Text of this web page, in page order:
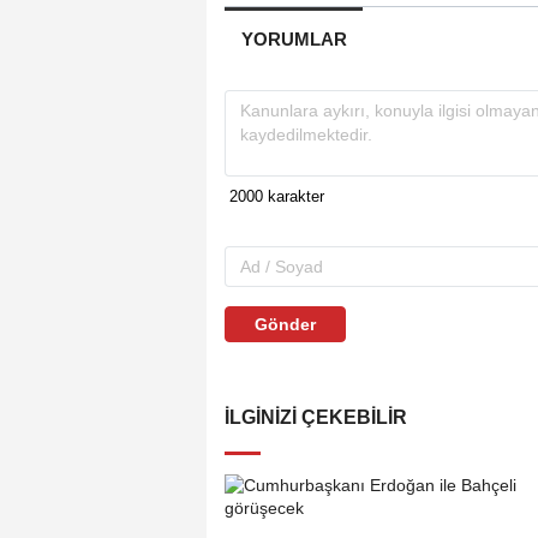
YORUMLAR
Gönder
İLGINIZI ÇEKEBILIR